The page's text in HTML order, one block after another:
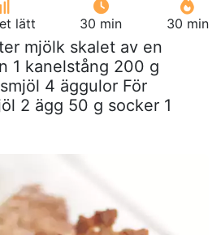
lätt 30 min 30 min
mjölk skalet av en
1 kanelstång 200 g
4 äggulor För
2 ägg 50 g socker 1